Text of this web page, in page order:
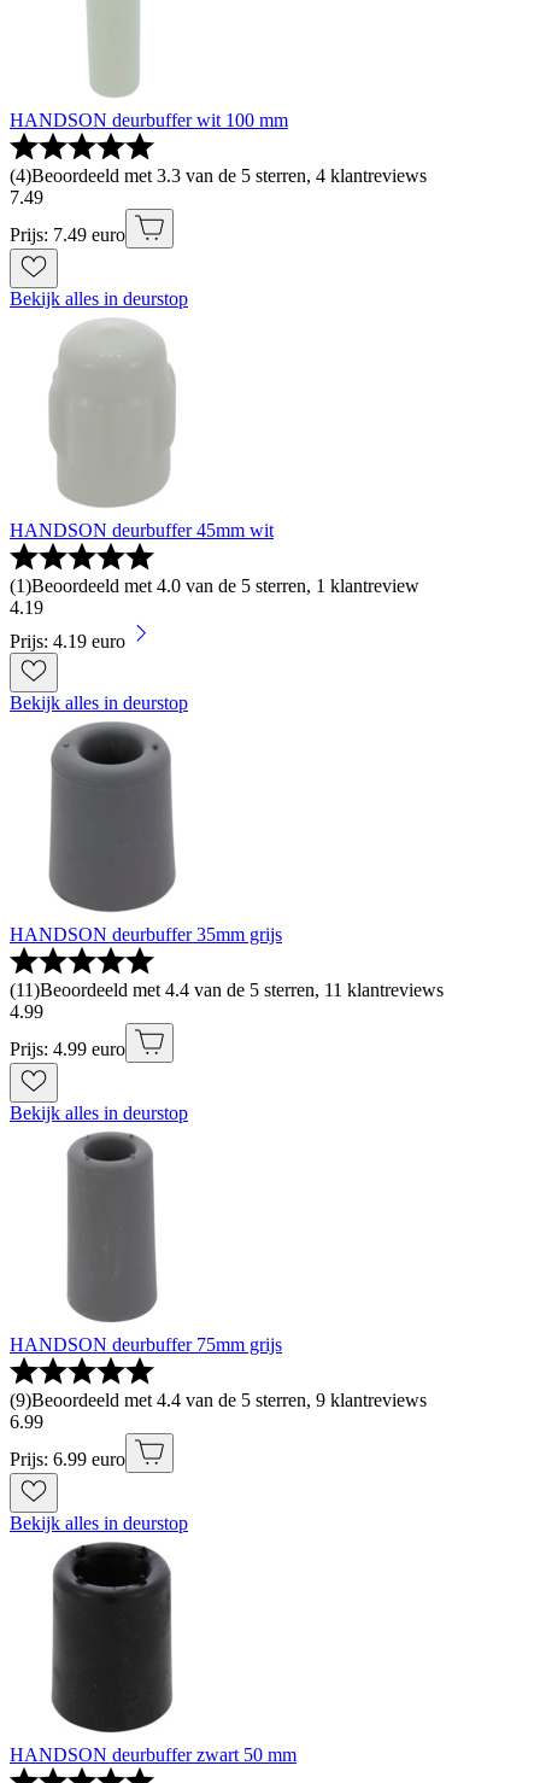
HANDSON deurbuffer wit 100 mm
(4)Beoordeeld met 3.3 van de 5 sterren, 4 klantreviews
7.49
Prijs: 7.49 euro
Bekijk alles in deurstop
HANDSON deurbuffer 45mm wit
(1)Beoordeeld met 4.0 van de 5 sterren, 1 klantreview
4.19
Prijs: 4.19 euro
Bekijk alles in deurstop
HANDSON deurbuffer 35mm grijs
(11)Beoordeeld met 4.4 van de 5 sterren, 11 klantreviews
4.99
Prijs: 4.99 euro
Bekijk alles in deurstop
HANDSON deurbuffer 75mm grijs
(9)Beoordeeld met 4.4 van de 5 sterren, 9 klantreviews
6.99
Prijs: 6.99 euro
Bekijk alles in deurstop
HANDSON deurbuffer zwart 50 mm